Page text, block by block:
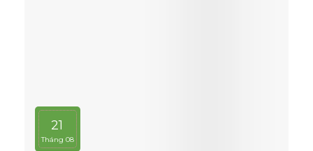
21
Tháng 08